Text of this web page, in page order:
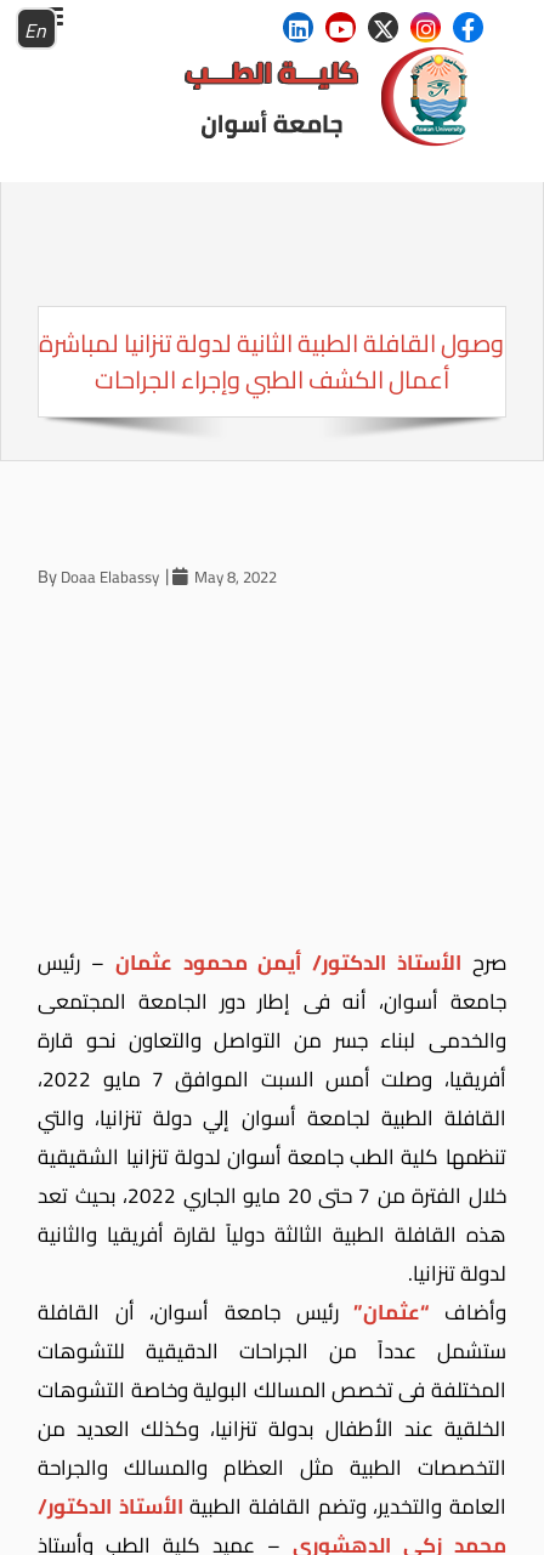
En
وصول القافلة الطبية الثانية لدولة تنزانيا لمباشرة
أعمال الكشف الطبي وإجراء الجراحات
ByDoaa Elabassy May 8, 2022
صرح الأستاذ الدكتور/ أيمن محمود عثمان – رئيس
جامعة أسوان، أنه فى إطار دور الجامعة المجتمعى
والخدمى لبناء جسر من التواصل والتعاون نحو قارة
أفريقيا، وصلت أمس السبت الموافق 7 مايو 2022،
القافلة الطبية لجامعة أسوان إلي دولة تنزانيا، والتي
تنظمها كلية الطب جامعة أسوان لدولة تنزانيا الشقيقية
خلال الفترة من 7 حتى 20 مايو الجاري 2022، بحيث تعد
هذه القافلة الطبية الثالثة دولياً لقارة أفريقيا والثانية
لدولة تنزانيا.
وأضاف “عثمان”رئيس جامعة أسوان، أن القافلة
ستشمل عدداً من الجراحات الدقيقية للتشوهات
المختلفة فى تخصص المسالك البولية وخاصة التشوهات
الخلقية عند الأطفال بدولة تنزانيا، وكذلك العديد من
التخصصات الطبية مثل العظام والمسالك والجراحة
العامة والتخدير، وتضم القافلة الطبية الأستاذ الدكتور/
محمد زكى الدهشورى – عميد كلية الطب وأستاذ